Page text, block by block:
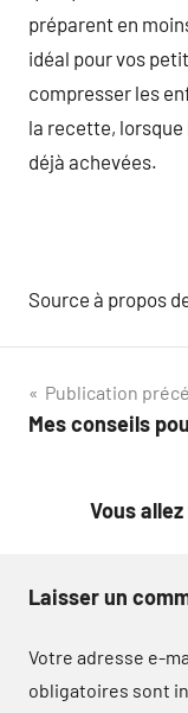
préparent en
idéal pour vos
compresser les
la recette,
déjà achevées.
Source à propos
Navigation
de
Publication
Mes conseils
Vous
Laisser un
Votre adresse e-
obligatoires sont